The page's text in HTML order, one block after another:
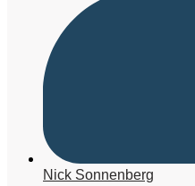
Nick Sonnenberg